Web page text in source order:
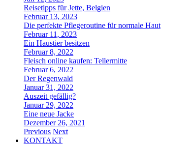
Reisetipps für Jette, Belgien
Februar 13, 2023
Die perfekte Pflegeroutine für normale Haut
Februar 11, 2023
Ein Haustier besitzen
Februar 8, 2022
Fleisch online kaufen: Tellermitte
Februar 6, 2022
Der Regenwald
Januar 31, 2022
Auszeit gefällig?
Januar 29, 2022
Eine neue Jacke
Dezember 26, 2021
Previous Next
KONTAKT